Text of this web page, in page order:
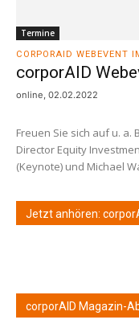
Termine
CORPORAID WEBEVENT
corporAID
online, 02.02.2022
Freuen Sie sich auf u.
Director Equity
(Keynote) und Michael
Jetzt anhören:
corporAID Magazin-